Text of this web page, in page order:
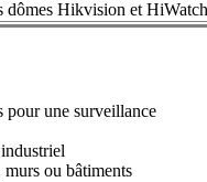
dômes Hikvision et HiWatch
pour une surveillance
ou bâtiments